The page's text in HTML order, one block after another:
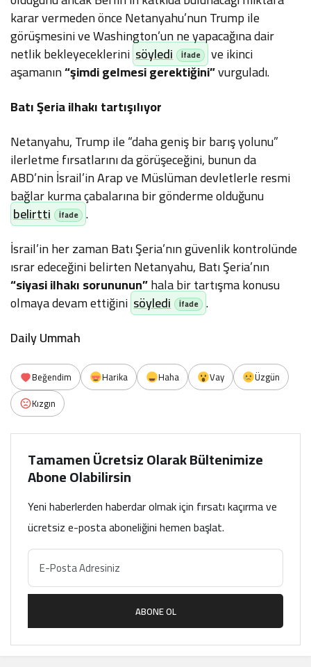
karar vermeden önce Netanyahu’nun Trump ile
görüşmesini ve Washington’un ne yapacağına dair
netlik bekleyeceklerini söyledi ve ikinci
aşamanın“şimdi gelmesi gerektiğini”vurguladı.
Batı Şeria ilhakı tartışılıyor
Netanyahu, Trump ile “daha geniş bir barış yolunu”
ilerletme fırsatlarını da görüşeceğini, bunun da
ABD’nin İsrail’in Arap ve Müslüman devletlerle resmi
bağlar kurma çabalarına bir gönderme olduğunu
belirtti
.
İsrail’in her zaman Batı Şeria’nın güvenlik kontrolünde
ısrar edeceğini belirten Netanyahu, Batı Şeria’nın
“siyasi ilhakı sorununun”hala bir tartışma konusu
olmaya devam ettiğini söyledi
.
Daily Ummah
Beğendim Harika Haha Vay
Üzgün
Kızgın
Tamamen Ücretsiz Olarak Bültenimize
Abone Olabilirsin
Yeni haberlerden haberdar olmak için fırsatı kaçırma ve
ücretsiz e-posta aboneliğini hemen başlat.
ABONE OL